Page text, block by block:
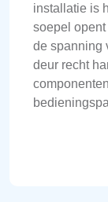
installatie is
soepel
de spanning
deur recht